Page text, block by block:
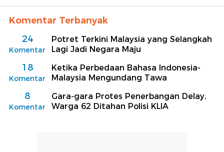
Komentar Terbanyak
24
Komentar
Potret Terkini Malaysia yang Selangkah
Lagi Jadi Negara Maju
18
Komentar
Ketika Perbedaan Bahasa Indonesia-
Malaysia Mengundang Tawa
8
Komentar
Gara-gara Protes Penerbangan Delay,
Warga 62 Ditahan Polisi KLIA